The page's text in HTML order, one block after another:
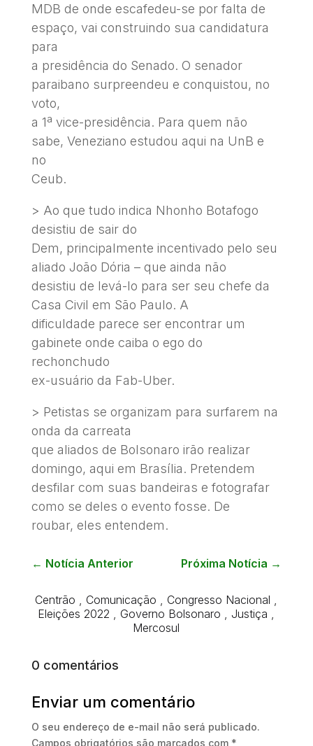
MDB de onde escafedeu-se por falta de
espaço, vai construindo sua candidatura
para
a presidência do Senado. O senador
paraibano surpreendeu e conquistou, no
voto,
a 1ª vice-presidência. Para quem não
sabe, Veneziano estudou aqui na UnB e
no
Ceub.
> Ao que tudo indica Nhonho Botafogo
desistiu de sair do
Dem, principalmente incentivado pelo seu
aliado João Dória – que ainda não
desistiu de levá-lo para ser seu chefe da
Casa Civil em São Paulo. A
dificuldade parece ser encontrar um
gabinete onde caiba o ego do
rechonchudo
ex-usuário da Fab-Uber.
> Petistas se organizam para surfarem na
onda da carreata
que aliados de Bolsonaro irão realizar
domingo, aqui em Brasília. Pretendem
desfilar com suas bandeiras e fotografar
como se deles o evento fosse. De
roubar, eles entendem.
← Notícia Anterior Próxima Notícia →
Centrão , Comunicação , Congresso Nacional ,
Eleições 2022 , Governo Bolsonaro ,Justiça ,
Mercosul
0 comentários
Enviar um comentário
O seu endereço de e-mail não será publicado.
Campos obrigatórios são marcados com *